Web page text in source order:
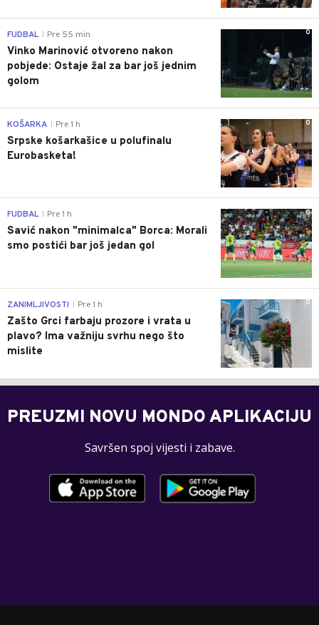
0
FUDBAL Pre 55 min
Vinko Marinović otvoreno nakon
pobjede: Ostaje žal za bar još jednim
golom
0
KOŠARKA Pre 1 h
Srpske košarkašice u polufinalu
Eurobasketa!
0
FUDBAL Pre 1 h
Savić nakon "minimalca" Borca: Morali
smo postići bar još jedan gol
0
ZANIMLJIVOSTI Pre 1 h
Zašto Grci farbaju prozore i vrata u
plavo? Ima važniju svrhu nego što
mislite
PREUZMI NOVU MONDO APLIKACIJU
Savršen spoj vijesti i zabave.